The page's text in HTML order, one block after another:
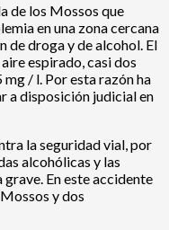
de los Mossos que
en una zona cercana
de droga y de alcohol. El
espirado, casi dos
/ l. Por esta razón ha
a disposición judicial en
la seguridad vial, por
alcohólicas y las
En este accidente
y dos